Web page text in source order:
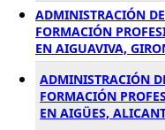
ADMINISTRACIÓN
FORMACIÓN
EN AIGUAVIVA,
ADMINISTRACIÓN
FORMACIÓN
EN AIGÜES,